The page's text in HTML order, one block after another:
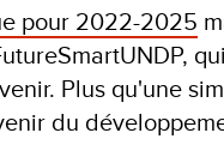
pour 2022-2025
Plus qu'une
du